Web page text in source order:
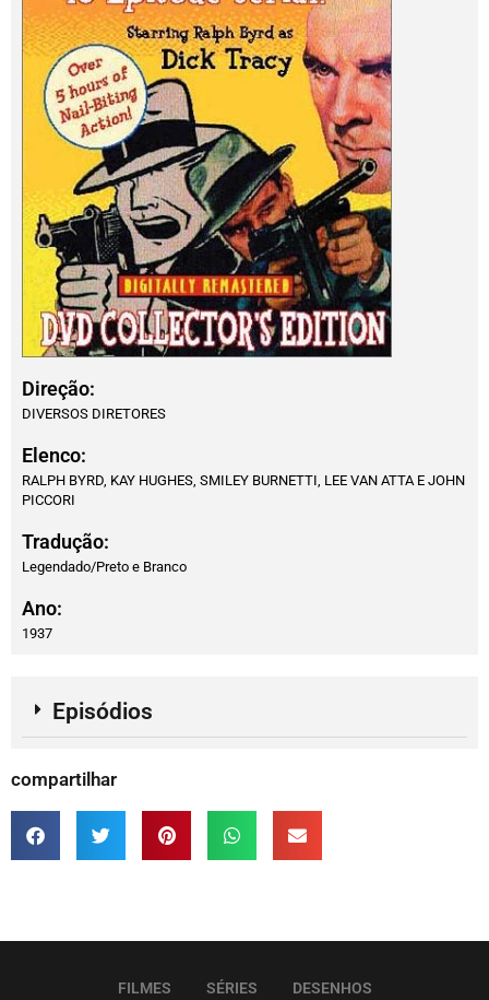
Direção:
DIVERSOS DIRETORES
Elenco:
RALPH BYRD, KAY HUGHES, SMILEY BURNETTI, LEE VAN ATTA E JOHN
PICCORI
Tradução:
Legendado/Preto e Branco
Ano:
1937
Episódios
compartilhar
FILMES SÉRIES DESENHOS